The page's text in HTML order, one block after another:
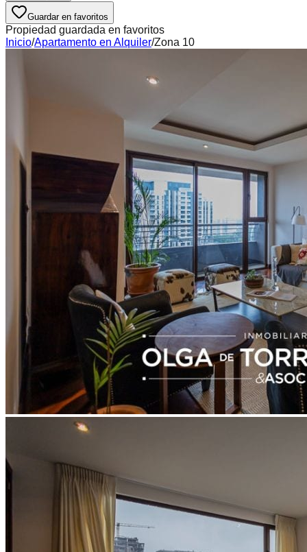
Guardar en favoritos
Propiedad guardada en favoritos
Inicio/Apartamento en Alquiler/Zona 10